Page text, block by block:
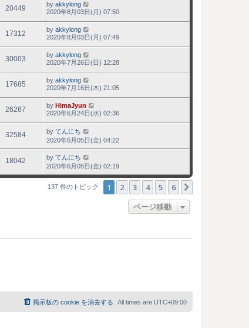
20449 by akkylong
2020年8月03日(月) 07:50
17312 by akkylong
2020年8月03日(月) 07:49
30003 by akkylong
2020年7月26日(日) 12:28
17685 by akkylong
2020年7月16日(木) 21:05
26267 by HimaJyun
2020年6月24日(水) 02:36
32584 by てんにち
2020年6月05日(金) 04:22
18042 by てんにち
2020年6月05日(金) 02:19
137 件のトピック 1 2 3 4 5 6
ページ移動
All times are UTC+09:00
掲示板の cookie を消去する